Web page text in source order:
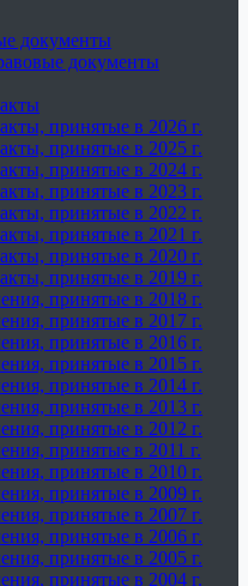
документы
документы
принятые в 2026 г.
принятые в 2025 г.
принятые в 2024 г.
принятые в 2023 г.
принятые в 2022 г.
принятые в 2021 г.
принятые в 2020 г.
принятые в 2019 г.
принятые в 2018 г.
принятые в 2017 г.
принятые в 2016 г.
принятые в 2015 г.
принятые в 2014 г.
принятые в 2013 г.
принятые в 2012 г.
принятые в 2011 г.
принятые в 2010 г.
принятые в 2009 г.
принятые в 2007 г.
принятые в 2006 г.
принятые в 2005 г.
принятые в 2004 г.